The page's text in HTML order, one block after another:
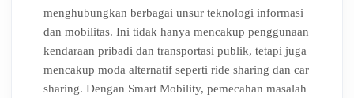
menghubungkan berbagai unsur teknologi informasi
dan mobilitas. Ini tidak hanya mencakup penggunaan
kendaraan pribadi dan transportasi publik, tetapi juga
mencakup moda alternatif seperti ride sharing dan car
sharing. Dengan Smart Mobility, pemecahan masalah